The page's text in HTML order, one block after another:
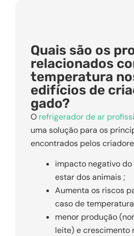
Quais são os
relacionados
temperatura
edifícios de
gado?
O refrigerador de ar
uma solução para os
encontrados pelos
impacto negativo
estar dos animais ;
Aumenta os riscos
caso de
menor produção
leite) e crescimento